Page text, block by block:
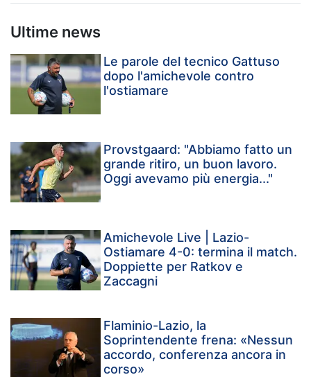
Ultime news
Le parole del tecnico Gattuso
dopo l'amichevole contro
l'ostiamare
Provstgaard: "Abbiamo fatto un
grande ritiro, un buon lavoro.
Oggi avevamo più energia..."
Amichevole Live | Lazio-
Ostiamare 4-0: termina il match.
Doppiette per Ratkov e
Zaccagni
Flaminio-Lazio, la
Soprintendente frena: «Nessun
accordo, conferenza ancora in
corso»